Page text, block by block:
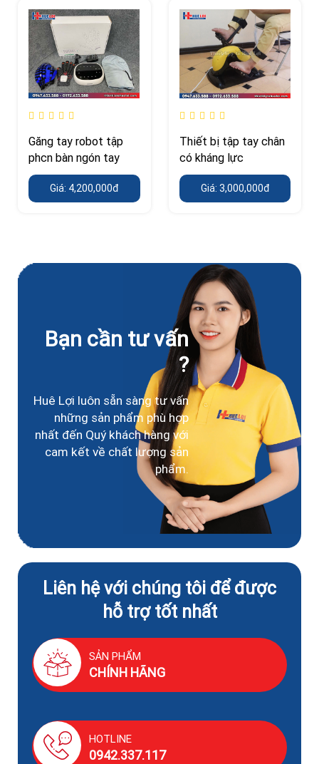
Găng tay robot tập
phcn bàn ngón tay
Giá: 4,200,000đ
Thiết bị tập tay chân
có kháng lực
Giá: 3,000,000đ
Bạn cần tư vấn
?
Huê Lợi luôn sẵn sàng tư vấn
những sản phẩm phù hợp
nhất đến Quý khách hàng với
cam kết về chất lượng sản
phẩm.
Liên hệ với chúng tôi để được
hỗ trợ tốt nhất
SẢN PHẨM
CHÍNH HÃNG
HOTLINE
0942.337.117